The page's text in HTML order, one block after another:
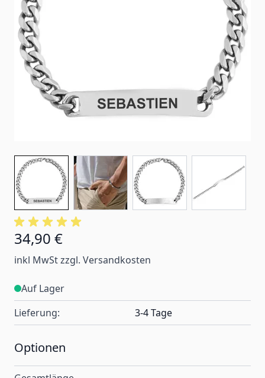
Ab:
34,90 €
inkl MwSt zzgl. Versandkosten
Auf Lager
Lieferung:
3-4 Tage
Optionen